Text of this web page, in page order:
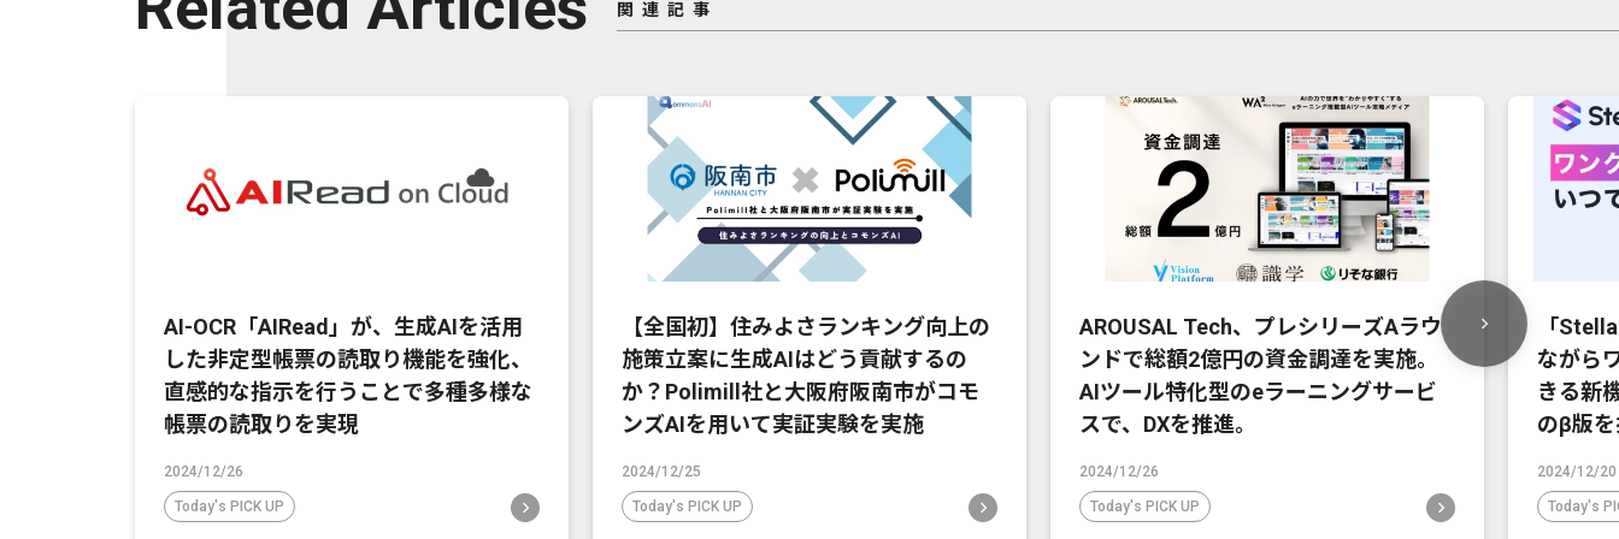
関連記事
AI-OCR「AIRead」が、生成AIを活用
した非定型帳票の読取り機能を強化、
直感的な指示を行うことで多種多様な
帳票の読取りを実現
2024/12/26
Today's PICK UP
【全国初】住みよさランキング向上の
施策立案に生成AIはどう貢献するの
か？Polimill社と大阪府阪南市がコモ
ンズAIを用いて実証実験を実施
2024/12/25
Today's PICK UP
AROUSAL Tech、プレシリーズAラウ
ンドで総額2億円の資金調達を実施。
AIツール特化型のeラーニングサービ
スで、DXを推進。
2024/12/26
Today's PICK UP
「
ながら
きる新
のβ版
2024/12/20
Today's